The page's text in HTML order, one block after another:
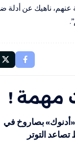
عنهم، ناهيك عن
مهمة !
بصاروخ في
التوتر